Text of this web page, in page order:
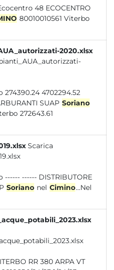
LOC....Ecocentro 48 ECOCENTRO
80010010561 Viterbo
2020.xlsx
274390.24 4702294.52
SUAP Soriano
272643.61
Scarica
------ ------ DISTRIBUTORE
Soriano nel Cimino...Nel
RR 380 ARPA VT